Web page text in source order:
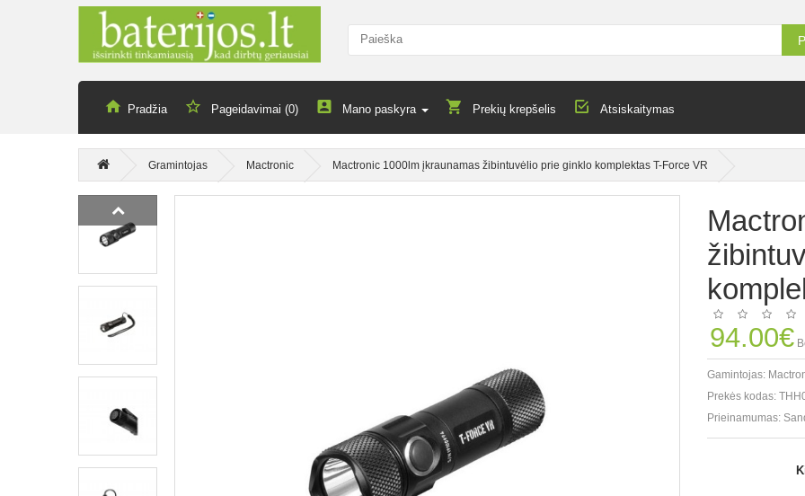
Pradžia Pageidavimai (0) Mano paskyra Prekių krepšelis Atsiskaitymas
Gramintojas Mactronic Mactronic 1000lm įkraunamas žibintuvėlio prie ginklo komplektas T-Force VR
94.00€
Gamintojas:
Prekės kodas:
Prieinamumas: